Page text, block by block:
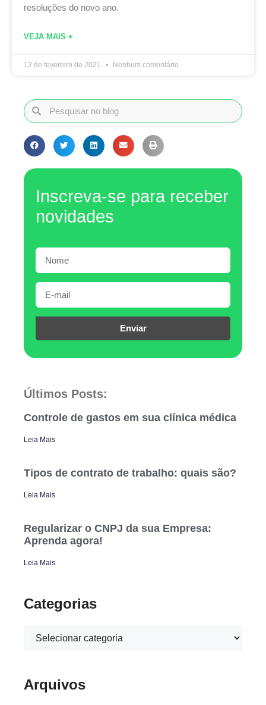
resoluções do novo ano.
VEJA MAIS +
12 de fevereiro de 2021 Nenhum comentário
Inscreva-se para receber
novidades
Enviar
Últimos Posts:
Controle de gastos em sua clínica médica
Leia Mais
Tipos de contrato de trabalho: quais são?
Leia Mais
Regularizar o CNPJ da sua Empresa:
Aprenda agora!
Leia Mais
Categorias
Arquivos